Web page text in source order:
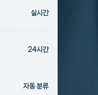
실시간
24시간
자동 분류